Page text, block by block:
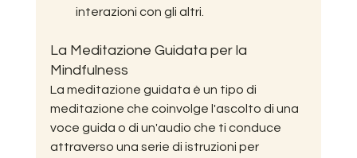
interazioni con gli altri.
La Meditazione Guidata per la
Mindfulness
La meditazione guidata è un tipo di
meditazione che coinvolge l'ascolto di una
voce guida o di un'audio che ti conduce
attraverso una serie di istruzioni per